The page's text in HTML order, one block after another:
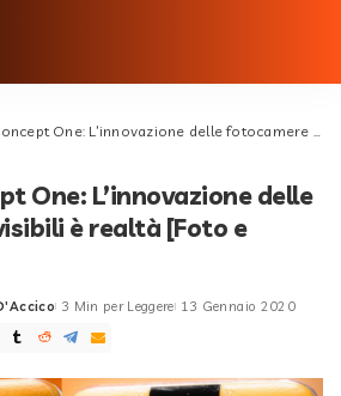
One: L’innovazione delle fotocamere invisibili è realtà [Foto e Video]
One: L’innovazione delle
è realtà [Foto e
3 Min per Leggere 13 Gennaio 2020